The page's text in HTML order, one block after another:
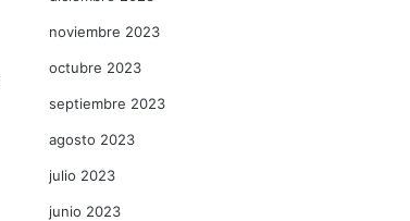
noviembre 2023
octubre 2023
septiembre 2023
agosto 2023
julio 2023
junio 2023